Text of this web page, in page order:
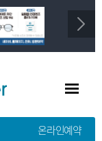
온라인예약